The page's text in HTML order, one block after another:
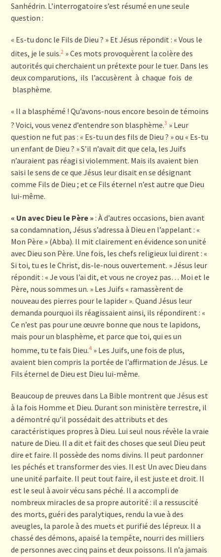
Sanhédrin. L’interrogatoire s’est résumé en une seule
question :
« Es-tu donc le Fils de Dieu ? » Et Jésus répondit : « Vous le
dites, je le suis.2 » Ces mots provoquèrent la colère des
autorités qui cherchaient un prétexte pour le tuer. Dans les
deux comparutions, ils l’accusèrent à chaque fois de
blasphème.
« Il a blasphémé ! Qu’avons-nous encore besoin de témoins
? Voici, vous venez d’entendre son blasphème.3 » Leur
question ne fut pas : « Es-tu un des fils de Dieu ? » ou « Es-tu
un enfant de Dieu ? » S’il n’avait dit que cela, les Juifs
n’auraient pas réagi si violemment. Mais ils avaient bien
saisi le sens de ce que Jésus leur disait en se désignant
comme Fils de Dieu ; et ce Fils éternel n’est autre que Dieu
lui-même.
« Un avec Dieu le Père »: À d’autres occasions, bien avant
sa condamnation, Jésus s’adressa à Dieu en l’appelant : «
Mon Père » (Abba). Il mit clairement en évidence son unité
avec Dieu son Père. Une fois, les chefs religieux lui dirent : «
Si toi, tu es le Christ, dis-le-nous ouvertement. » Jésus leur
répondit : « Je vous l’ai dit, et vous ne croyez pas… Moi et le
Père, nous sommes un. » Les Juifs « ramassèrent de
nouveau des pierres pour le lapider ». Quand Jésus leur
demanda pourquoi ils réagissaient ainsi, ils répondirent : «
Ce n’est pas pour une œuvre bonne que nous te lapidons,
mais pour un blasphème, et parce que toi, qui es un
homme, tu te fais Dieu.4 » Les Juifs, une fois de plus,
avaient bien compris la portée de l’affirmation de Jésus. Le
Fils éternel de Dieu est Dieu lui-même.
Beaucoup de preuves dans La Bible montrent que Jésus est
à la fois Homme et Dieu. Durant son ministère terrestre, il
a démontré qu’il possédait des attributs et des
caractéristiques propres à Dieu. Lui seul nous révèle la vraie
nature de Dieu. Il a dit et fait des choses que seul Dieu peut
dire et faire. Il possède des noms divins. Il peut pardonner
les péchés et transformer des vies. Il est Un avec Dieu dans
une unité parfaite. Il peut tout faire, il est juste et droit. Il
est le seul à avoir vécu sans péché. Il a accompli de
nombreux miracles de sa propre autorité : il a ressuscité
des morts, guéri des paralytiques, rendu la vue à des
aveugles, la parole à des muets et purifié des lépreux. Il a
chassé des démons, apaisé la tempête, nourri des milliers
de personnes avec cinq pains et deux poissons. Il n’a jamais